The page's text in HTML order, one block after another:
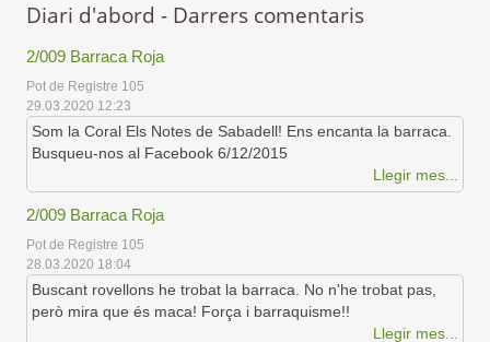
Diari d'abord - Darrers comentaris
2/009 Barraca Roja
Pot de Registre 105
29.03.2020 12:23
Som la Coral Els Notes de Sabadell! Ens encanta la barraca.
Busqueu-nos al Facebook 6/12/2015
Llegir mes...
2/009 Barraca Roja
Pot de Registre 105
28.03.2020 18:04
Buscant rovellons he trobat la barraca. No n'he trobat pas,
però mira que és maca! Força i barraquisme!!
Llegir mes...